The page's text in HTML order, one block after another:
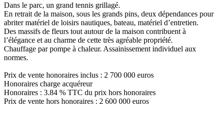
Dans le parc, un grand tennis grillagé.
En retrait de la maison, sous les grands pins, deux dépendances pour
abriter matériel de loisirs nautiques, bateau, matériel d’entretien.
Des massifs de fleurs tout autour de la maison contribuent à
l’élégance et au charme de cette très agréable propriété.
Chauffage par pompe à chaleur. Assainissement individuel aux
normes.
Prix de vente honoraires inclus : 2 700 000 euros
Honoraires charge acquéreur
Honoraires : 3.84 % TTC du prix hors honoraires
Prix de vente hors honoraires : 2 600 000 euros